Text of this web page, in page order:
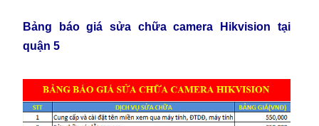
Bảng báo giá sửa chữa camera Hikvision tại
quận 5